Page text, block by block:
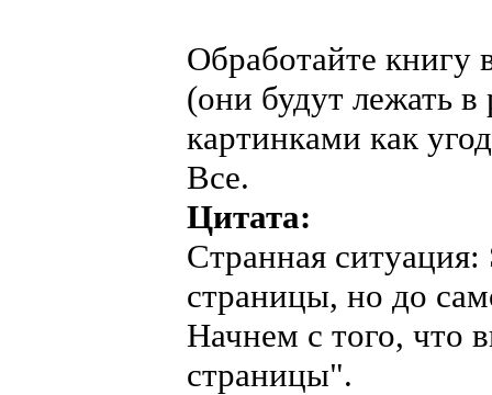
Обработайте книгу
(они будут лежать
картинками как
Все.
Цитата:
Странная ситуация:
страницы, но до
Начнем с того, что
страницы".